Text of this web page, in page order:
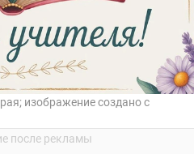
изображение создано с